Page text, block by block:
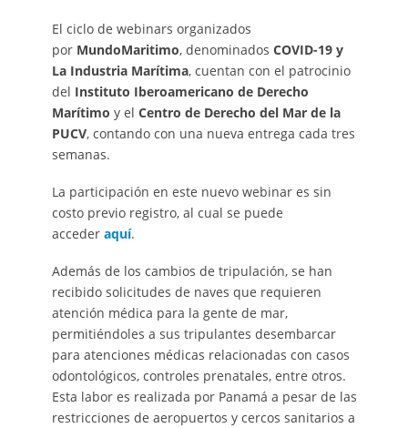
El ciclo de webinars organizados
por MundoMaritimo, denominados COVID-19 y
La Industria Marítima, cuentan con el patrocinio
del Instituto Iberoamericano de Derecho
Marítimo y el Centro de Derecho del Mar de la
PUCV, contando con una nueva entrega cada tres
semanas.
La participación en este nuevo webinar es sin
costo previo registro, al cual se puede
acceder aquí.
Además de los cambios de tripulación, se han
recibido solicitudes de naves que requieren
atención médica para la gente de mar,
permitiéndoles a sus tripulantes desembarcar
para atenciones médicas relacionadas con casos
odontológicos, controles prenatales, entre otros.
Esta labor es realizada por Panamá a pesar de las
restricciones de aeropuertos y cercos sanitarios a